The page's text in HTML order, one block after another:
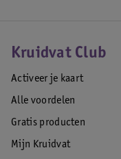
Kruidvat Club
Activeer je kaart
Alle voordelen
Gratis producten
Mijn Kruidvat